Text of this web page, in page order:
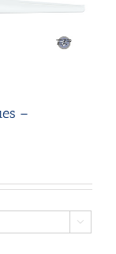
–
